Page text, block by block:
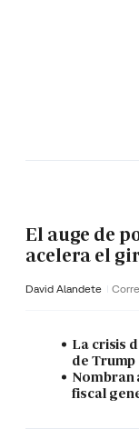
El auge de
acelera el
David Alandete
La crisis
de Trump
Nombran
fiscal